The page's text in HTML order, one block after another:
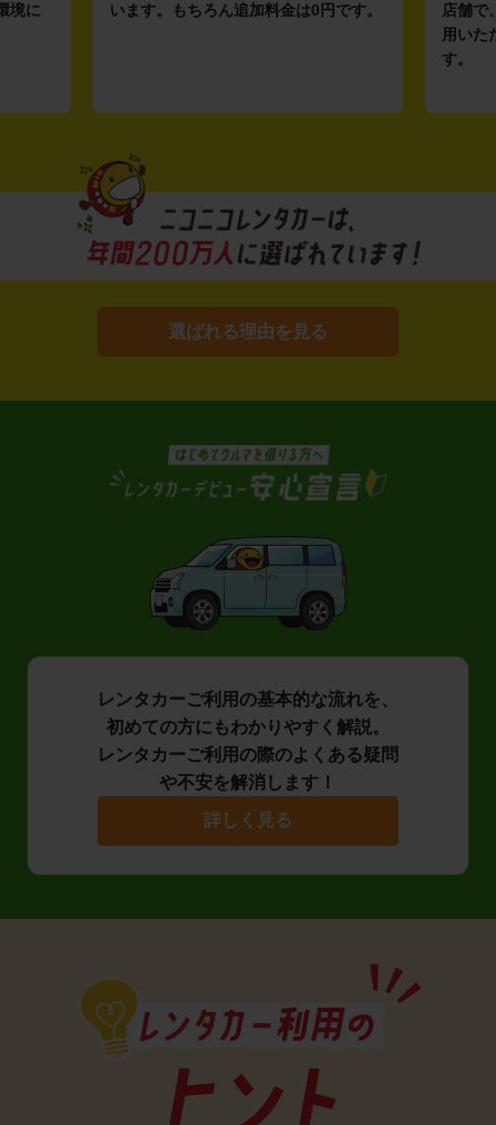
境に
います。もちろん追加料金は0円です。
店舗で
用いた
す。
選ばれる理由を見る
レンタカーご利用の基本的な流れを、
初めての方にもわかりやすく解説。
レンタカーご利用の際のよくある疑問
や不安を解消します！
詳しく見る